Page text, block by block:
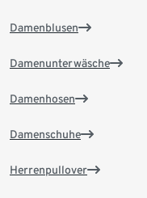
Damenblusen
Damenunterwäsche
Damenhosen
Damenschuhe
Herrenpullover